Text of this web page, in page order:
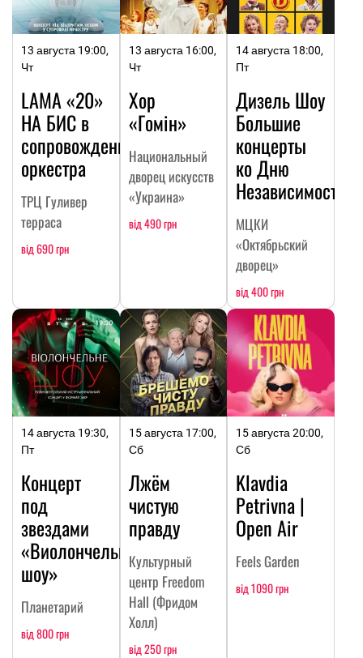
13 августа 19:00,
Чт
LAMA «20»
НА БИC в
сопровождении
оркестра
ТРЦ Гуливер
терраса
від 690 грн
13 августа 16:00,
Чт
Хор
«Гомін»
Национальный
дворец искусств
«Украина»
від 490 грн
14 августа 18:00,
Пт
Дизель Шоу
Большие
концерты
ко Дню
Независимости
МЦКИ
«Октябрьский
дворец»
від 400 грн
14 августа 19:30,
Пт
Концерт
под
звездами
«Виолончельное
шоу»
Планетарий
від 800 грн
15 августа 17:00,
Сб
Лжём
чистую
правду
Культурный
центр Freedom
Hall (Фридом
Холл)
від 250 грн
15 августа 20:00,
Сб
Klavdia
Petrivna |
Open Air
Feels Garden
від 1090 грн